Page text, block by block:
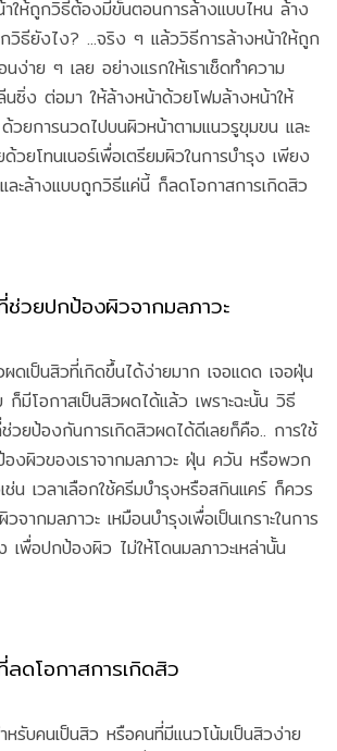
าให้ถูกวิธีต้องมีขั้นตอนการล้างแบบไหน ล้าง
วิธียังไง? ...จริง ๆ แล้ววิธีการล้างหน้าให้ถูก
าย ๆ เลย อย่างแรกให้เราเช็ดทำความ
นซิ่ง ต่อมา ให้ล้างหน้าด้วยโฟมล้างหน้าให้
วยการนวดไปบนผิวหน้าตามแนวรูขุมขน และ
วยโทนเนอร์เพื่อเตรียมผิวในการบำรุง เพียง
ละล้างแบบถูกวิธีแค่นี้ ก็ลดโอกาสการเกิดสิว
วยปกป้องผิวจากมลภาวะ
ดเป็นสิวที่เกิดขึ้นได้ง่ายมาก เจอแดด เจอฝุ่น
ก็มีโอกาสเป็นสิวผดได้แล้ว เพราะฉะนั้น วิธี
ยป้องกันการเกิดสิวผดได้ดีเลยก็คือ.. การใช้
ผิวของเราจากมลภาวะ ฝุ่น ควัน หรือพวก
น เวลาเลือกใช้ครีมบำรุงหรือสกินแคร์ ก็ควร
จากมลภาวะ เหมือนบำรุงเพื่อเป็นเกราะในการ
พื่อปกป้องผิว ไม่ให้โดนมลภาวะเหล่านั้น
ดโอกาสการเกิดสิว
หรับคนเป็นสิว หรือคนที่มีแนวโน้มเป็นสิวง่าย